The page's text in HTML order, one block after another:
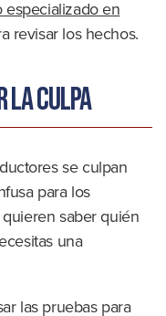
en
revisar los hechos.
la culpa
se culpan
para los
saber quién
una
las pruebas para